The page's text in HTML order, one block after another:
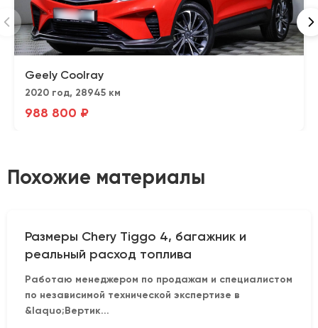
Geely Coolray
2020 год, 28945 км
988 800 ₽
Похожие материалы
Размеры Chery Tiggo 4, багажник и
реальный расход топлива
Работаю менеджером по продажам и специалистом
по независимой технической экспертизе в
&laquo;Вертик...